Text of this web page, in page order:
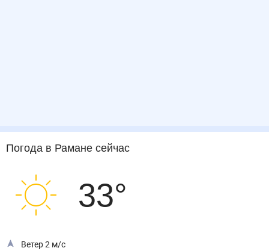
Погода в Раманесейчас
33°
Ветер 2 м/с